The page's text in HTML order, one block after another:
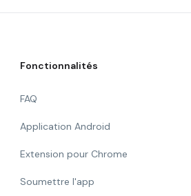
Fonctionnalités
FAQ
Application Android
Extension pour Chrome
Soumettre l'app